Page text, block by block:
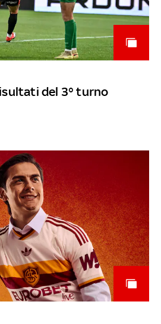
del 3° turno